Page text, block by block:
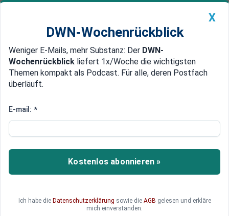
Newsticker MEIN DWN: Geldanlage Premium
Edelmetalle DWN-Magazin China
Deutsche Migrationspolitik: Zahl
Höchststand
Noch nie seit Beginn der Statistik haben sich in
Deutschland mehr Menschen einbürgern lassen
X
DWN-Wochenrückblick
Weniger E-Mails, mehr Substanz: Der DWN-
Wochenrückblick liefert 1x/Woche die wichtigsten
Themen kompakt als Podcast. Für alle, deren Postfach
überläuft.
E-mail: *
Kostenlos abonnieren »
Ich habe die Datenschutzerklärung sowie die AGB gelesen und erkläre
mich einverstanden.